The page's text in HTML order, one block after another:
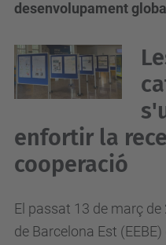
desenvolupament
enfortir la
cooperació
El passat 13 de març
de Barcelona Est